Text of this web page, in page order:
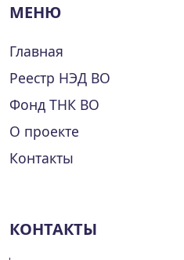
МЕНЮ
Главная
Реестр НЭД ВО
Фонд ТНК ВО
О проекте
Контакты
КОНТАКТЫ